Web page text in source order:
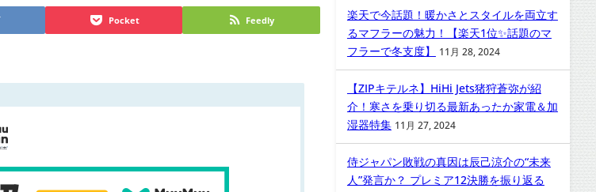
Pocket Feedly
楽天で今話題！暖かさとスタイルを両立す
るマフラーの魅力！【楽天1位✨話題のマ
フラーで冬支度】
11月 28, 2024
【ZIPキテルネ】HiHi Jets猪狩蒼弥が紹
介！寒さを乗り切る最新あったか家電＆加
湿器特集 11月 27, 2024
侍ジャパン敗戦の真因は辰己涼介の“未来
人”発言か？ プレミア12決勝を振り返る